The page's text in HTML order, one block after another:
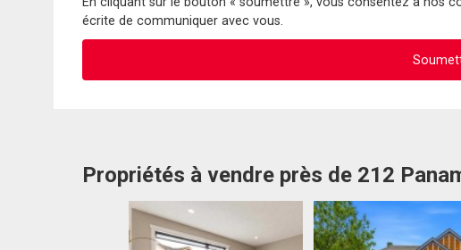
écrite de communiquer avec vous.
Propriétés à vendre près de 212